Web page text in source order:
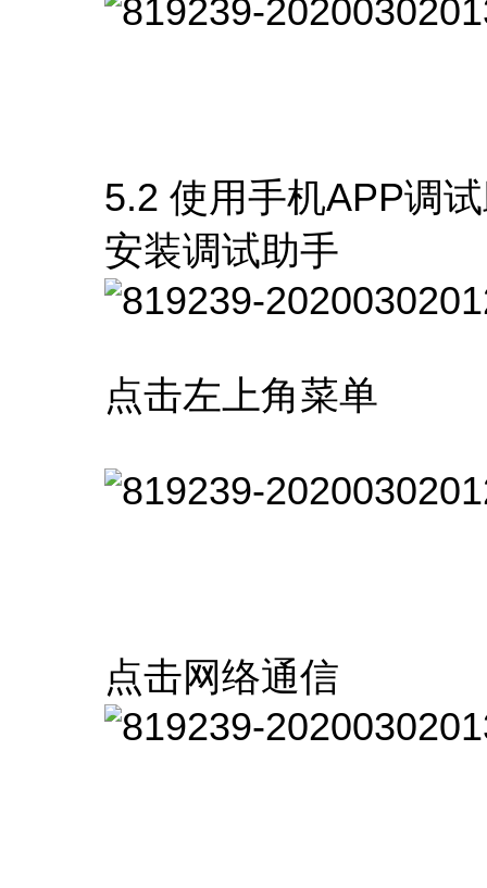
5.2 使用手机APP调
安装调试助手
点击左上角菜单
点击网络通信